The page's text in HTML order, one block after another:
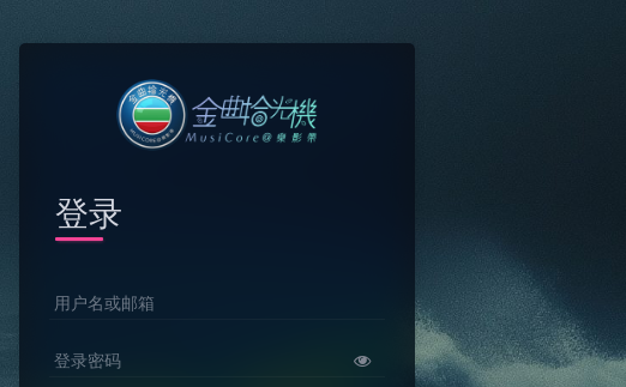
登录
用户名或邮箱
登录密码